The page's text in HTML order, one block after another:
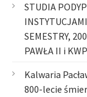
STUDIA
SEMESTRY,
PAWŁA II i
Kalwaria
800-lecie